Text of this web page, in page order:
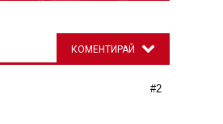
КОМЕНТИРАЙ
#2